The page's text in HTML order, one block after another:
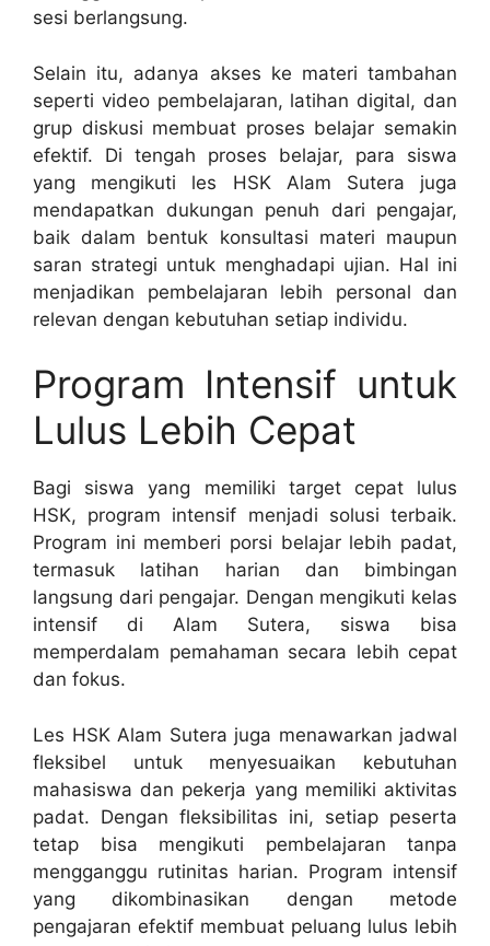
sesi berlangsung.
Selain itu, adanya akses ke materi tambahan
seperti video pembelajaran, latihan digital, dan
grup diskusi membuat proses belajar semakin
efektif. Di tengah proses belajar, para siswa
yang mengikuti les HSK Alam Sutera juga
mendapatkan dukungan penuh dari pengajar,
baik dalam bentuk konsultasi materi maupun
saran strategi untuk menghadapi ujian. Hal ini
menjadikan pembelajaran lebih personal dan
relevan dengan kebutuhan setiap individu.
Program Intensif untuk
Lulus Lebih Cepat
Bagi siswa yang memiliki target cepat lulus
HSK, program intensif menjadi solusi terbaik.
Program ini memberi porsi belajar lebih padat,
termasuk latihan harian dan bimbingan
langsung dari pengajar. Dengan mengikuti kelas
intensif di Alam Sutera, siswa bisa
memperdalam pemahaman secara lebih cepat
dan fokus.
Les HSK Alam Sutera juga menawarkan jadwal
fleksibel untuk menyesuaikan kebutuhan
mahasiswa dan pekerja yang memiliki aktivitas
padat. Dengan fleksibilitas ini, setiap peserta
tetap bisa mengikuti pembelajaran tanpa
mengganggu rutinitas harian. Program intensif
yang dikombinasikan dengan metode
pengajaran efektif membuat peluang lulus lebih